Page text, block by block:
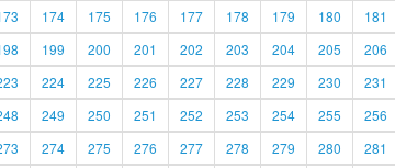
174 175 176 177 178 179 180 181
199 200 201 202 203 204 205 206
224 225 226 227 228 229 230 231
249 250 251 252 253 254 255 256
274 275 276 277 278 279 280 281